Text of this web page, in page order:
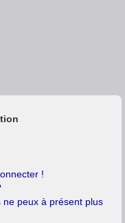
!
ne peux à présent plus